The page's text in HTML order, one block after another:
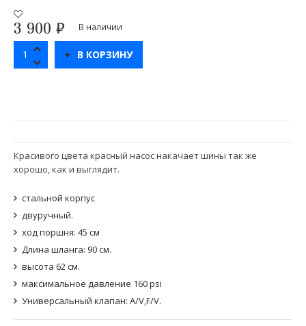
3 900 ₽ В наличии
В КОРЗИНУ
Красивого цвета красный насос накачает шины так же
хорошо, как и выглядит.
стальной корпус
двуручный.
ход поршня: 45 см
Длина шланга: 90 см.
высота 62 см.
максимальное давление 160 psi
Универсальный клапан: А/V,F/V.